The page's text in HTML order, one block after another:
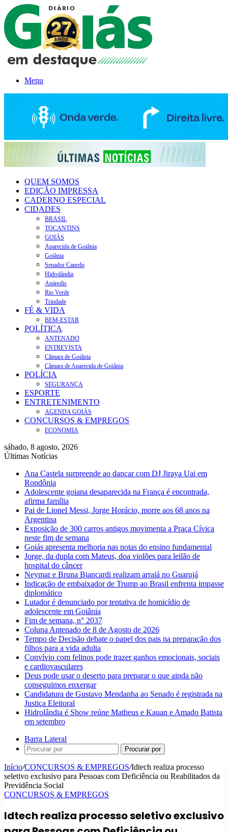
Menu
QUEM SOMOS
EDIÇÃO IMPRESSA
CADERNO ESPECIAL
CIDADES
BRASIL
TOCANTINS
GOIÁS
Aparecida de Goiânia
Goiânia
Senador Canedo
Hidrolândia
Anápolis
Rio Verde
Trindade
FÉ & VIDA
BEM-ESTAR
POLÍTICA
ANTENADO
ENTREVISTA
Câmara de Goiânia
Câmara de Aparecida de Goiânia
POLÍCIA
SEGURANÇA
ESPORTE
ENTRETENIMENTO
AGENDA GOIÁS
CONCURSOS & EMPREGOS
ECONOMIA
sábado, 8 agosto, 2026
Últimas Notícias
Ana Castela surpreende ao dançar com DJ Jiraya Uai em
Rondônia
Adolescente goiana desaparecida na França é encontrada,
afirma família
Pai de Lionel Messi, Jorge Horácio, morre aos 68 anos na
Argentina
Exposição de 300 carros antigos movimenta a Praça Cívica
neste fim de semana
Goiás apresenta melhoria nas notas do ensino fundamental
Jorge, da dupla com Mateus, doa violões para leilão de
hospital do câncer
Neymar e Bruna Biancardi realizam arraiá no Guarujá
Indicação de embaixador de Trump ao Brasil enfrenta impasse
diplomático
Lutador é denunciado por tentativa de homicídio de
adolescente em Goiânia
Fim de semana, n° 2037
Coluna Antenado de 8 de Agosto de 2026
Tempo de Decisão debate o papel dos pais na preparação dos
filhos para a vida adulta
Convívio com felinos pode trazer ganhos emocionais, sociais
e cardiovasculares
Deus pode usar o deserto para preparar o que ainda não
conseguimos enxergar
Candidatura de Gustavo Mendanha ao Senado é registrada na
Justiça Eleitoral
Hidrolândia é Show reúne Matheus e Kauan e Amado Batista
em setembro
Barra Lateral
Procurar por
Início/CONCURSOS & EMPREGOS/Idtech realiza processo
seletivo exclusivo para Pessoas com Deficiência ou Reabilitados da
Previdência Social
CONCURSOS & EMPREGOS
Idtech realiza processo seletivo exclusivo